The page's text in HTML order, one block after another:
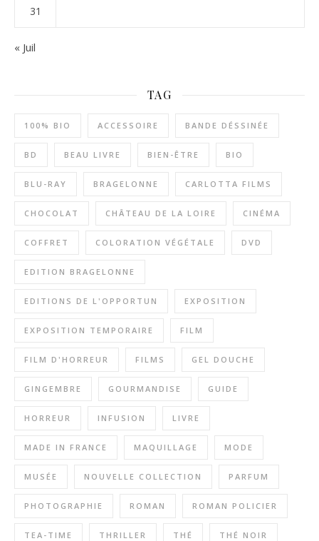
31
« Juil
TAG
100% BIO ACCESSOIRE BANDE DÉSSINÉE
BD BEAU LIVRE BIEN-ÊTRE BIO
BLU-RAY BRAGELONNE CARLOTTA FILMS
CHOCOLAT CHÂTEAU DE LA LOIRE CINÉMA
COFFRET COLORATION VÉGÉTALE DVD
EDITION BRAGELONNE
EDITIONS DE L'OPPORTUN EXPOSITION
EXPOSITION TEMPORAIRE FILM
FILM D'HORREUR FILMS GEL DOUCHE
GINGEMBRE GOURMANDISE GUIDE
HORREUR INFUSION LIVRE
MADE IN FRANCE MAQUILLAGE MODE
MUSÉE NOUVELLE COLLECTION PARFUM
PHOTOGRAPHIE ROMAN ROMAN POLICIER
TEA-TIME THRILLER THÉ THÉ NOIR